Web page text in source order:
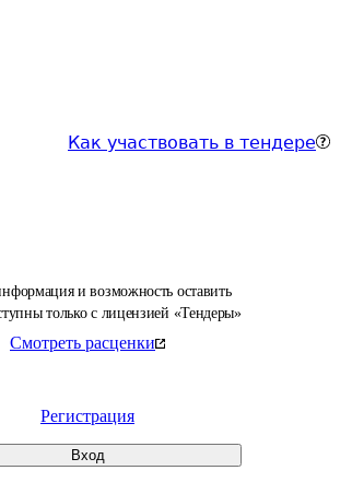
Как участвовать в тендере
и возможность оставить
только с лицензией «Тендеры»
Смотреть расценки
Регистрация
Вход